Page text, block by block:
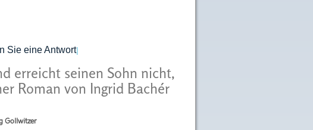
Sie eine Antwort|
erreicht seinen Sohn nicht,
Roman von Ingrid Bachér
Gollwitzer